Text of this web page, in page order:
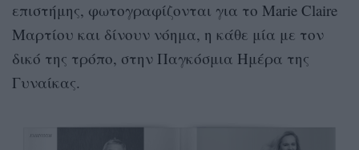
επιστήμης, φωτογραφίζονται για το Marie Claire
Μαρτίου και δίνουν νόημα, η κάθε μία με τον
δικό της τρόπο, στην Παγκόσμια Ημέρα της
Γυναίκας.